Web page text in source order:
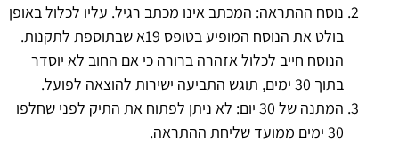
נוסח ההתראה: המכתב אינו מכתב רגיל. עליו לכלול באופן
בולט את הנוסח המופיע בטופס 19א שבתוספת לתקנות.
הנוסח חייב לכלול אזהרה ברורה כי אם החוב לא יוסדר
בתוך 30 ימים, תוגש התביעה ישירות להוצאה לפועל.
המתנה של 30 יום: לא ניתן לפתוח את התיק לפני שחלפו
30 ימים ממועד שליחת ההתראה.